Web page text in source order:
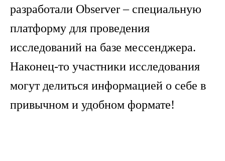
разработали Observer – специальную
платформу для проведения
исследований на базе мессенджера.
Наконец-то участники исследования
могут делиться информацией о себе в
привычном и удобном формате!